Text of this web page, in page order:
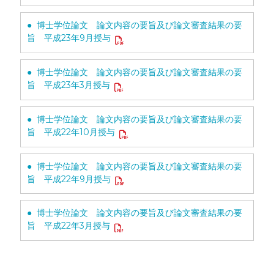
● 博士学位論文 論文内容の要旨及び論文審査結果の要
旨 平成23年9月授与
● 博士学位論文 論文内容の要旨及び論文審査結果の要
旨 平成23年3月授与
● 博士学位論文 論文内容の要旨及び論文審査結果の要
旨 平成22年10月授与
● 博士学位論文 論文内容の要旨及び論文審査結果の要
旨 平成22年9月授与
● 博士学位論文 論文内容の要旨及び論文審査結果の要
旨 平成22年3月授与